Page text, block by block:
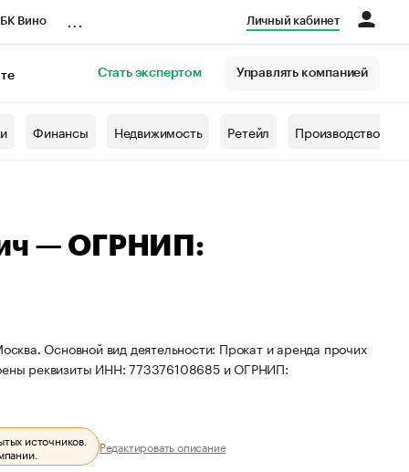
Вино Личный кабинет
Стать экспертом Управлять компанией
Финансы Недвижимость Ретейл Производство
— ОГРНИП:
Основной вид деятельности: Прокат и аренда прочих
реквизиты ИНН: 773376108685 и ОГРНИП:
источников.
Редактировать описание